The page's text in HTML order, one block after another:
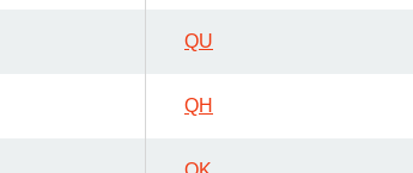
QU
QH